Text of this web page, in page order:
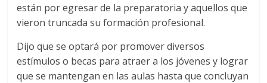
están por egresar de la preparatoria y aquellos que
vieron truncada su formación profesional.
Dijo que se optará por promover diversos
estímulos o becas para atraer a los jóvenes y lograr
que se mantengan en las aulas hasta que concluyan